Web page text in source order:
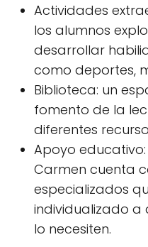
Actividades
los alumnos
desarrollar
como deportes,
Biblioteca: un
fomento de la
diferentes
Apoyo educativo:
Carmen cuenta
especializados
individualizado a
lo necesiten.